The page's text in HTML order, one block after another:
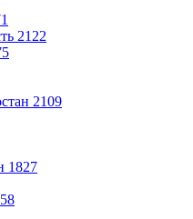
2122
2109
1827